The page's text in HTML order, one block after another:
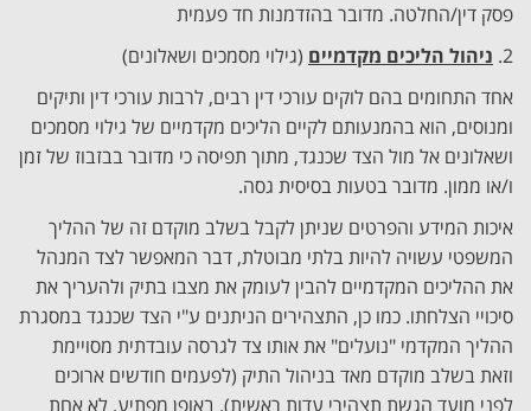
פסק דין/החלטה. מדובר בהזדמנות חד פעמית
2. ניהול הליכים מקדמיים (גילוי מסמכים ושאלונים)
אחד התחומים בהם לוקים עורכי דין רבים, לרבות עורכי דין ותיקים
ומנוסים, הוא בהמנעותם לקיים הליכים מקדמיים של גילוי מסמכים
ושאלונים אל מול הצד שכנגד, מתוך תפיסה כי מדובר בבזבוז של זמן
ו/או ממון. מדובר בטעות בסיסית גסה.
איכות המידע והפרטים שניתן לקבל בשלב מוקדם זה של ההליך
המשפטי עשויה להיות בלתי מבוטלת, דבר המאפשר לצד המנהל
את ההליכים המקדמיים להבין לעומק את מצבו בתיק ולהעריך את
סיכויי הצלחתו. כמו כן, התצהירים הניתנים ע"י הצד שכנגד במסגרת
ההליך המקדמי "נועלים" את אותו צד לגרסה עובדתית מסויימת
וזאת בשלב מוקדם מאד בניהול התיק (לפעמים חודשים ארוכים
לפני מועד הגשת תצהירי עדות ראשית). באופן מפתיע, לא אחת